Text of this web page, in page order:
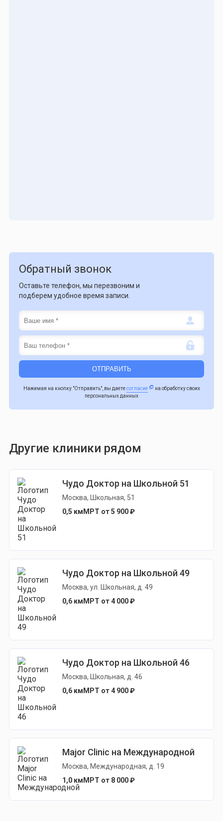
Обратный звонок
Оставьте телефон, мы перезвоним и
подберем удобное время записи.
Нажимая на кнопку "Отправить", вы даетесогласие
на обработку своих
персональных данных
Другие клиники рядом
Чудо Доктор на Школьной 51
Москва, Школьная, 51
0,5 км МРТ от 5 900 ₽
Чудо Доктор на Школьной 49
Москва, ул. Школьная, д. 49
0,6 км МРТ от 4 000 ₽
Чудо Доктор на Школьной 46
Москва, Школьная, д. 46
0,6 км МРТ от 4 900 ₽
Major Clinic на Международной
Москва, Международная, д. 19
1,0 км МРТ от 8 000 ₽